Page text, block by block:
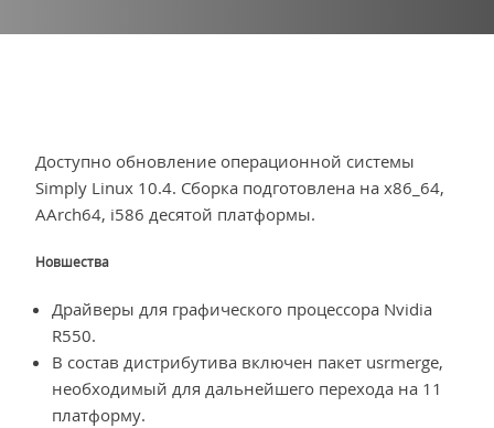
Доступно обновление операционной системы
Simply Linux 10.4. Сборка подготовлена на x86_64,
AArch64, i586 десятой платформы.
Новшества
Драйверы для графического процессора Nvidia
R550.
В состав дистрибутива включен пакет usrmerge,
необходимый для дальнейшего перехода на 11
платформу.